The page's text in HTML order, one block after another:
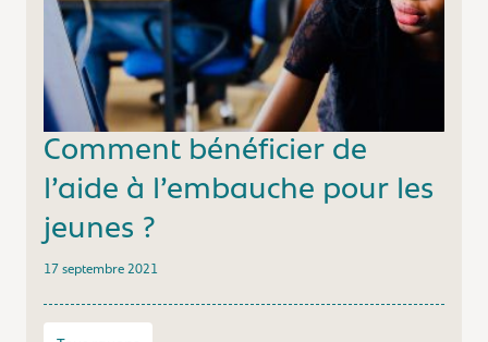
Comment bénéficier de
l’aide à l’embauche pour les
jeunes ?
17 septembre 2021